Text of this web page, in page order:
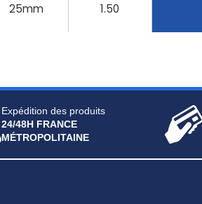
25mm 1.50
Expédition des produits
24/48H FRANCE
MÉTROPOLITAINE